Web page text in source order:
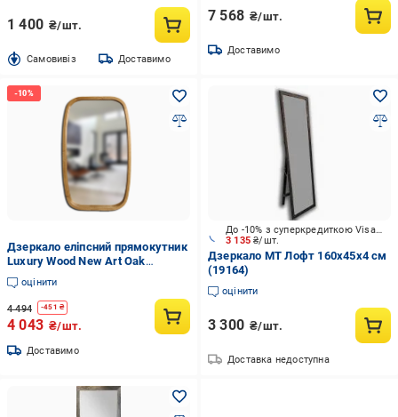
1 400 ₴/шт.
Cамовивіз Доставимо
7 568 ₴/шт.
Доставимо
Дзеркало еліпсний прямокутник
Luxury Wood New Art Oak
дерев'яне 45x75 см Дуб
оцінити
4 494 -451 ₴
4 043 ₴/шт.
Доставимо
3 135₴/шт.
До -10% з суперкредиткою Visa Вигода
Дзеркало МТ Лофт 160x45x4 см
(19164)
оцінити
3 300 ₴/шт.
Доставка недоступна